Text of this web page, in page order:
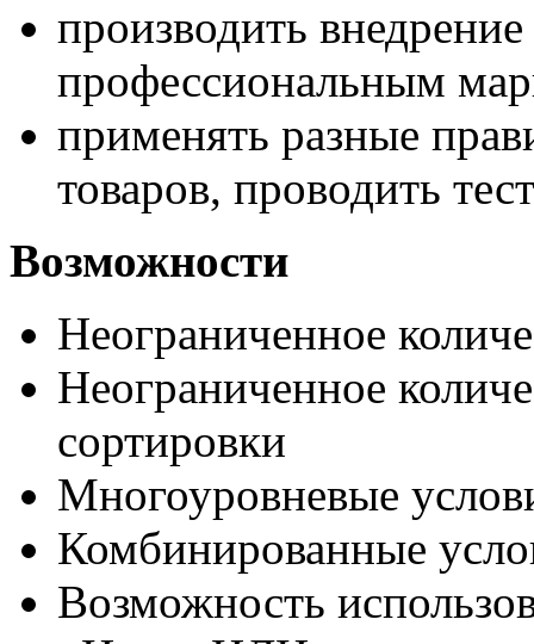
производить
профессиональным
применять разные
товаров, проводить
Возможности
Неограниченное
Неограниченное
сортировки
Многоуровневые
Комбинированные
Возможность